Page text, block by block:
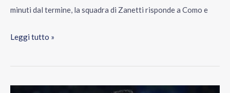
minuti dal termine, la squadra di Zanetti risponde a Como e
Leggi tutto »